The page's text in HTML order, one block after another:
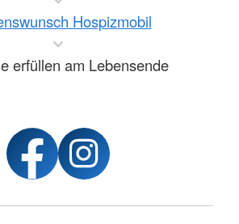
Hospizmobil
erfüllen am Lebensende